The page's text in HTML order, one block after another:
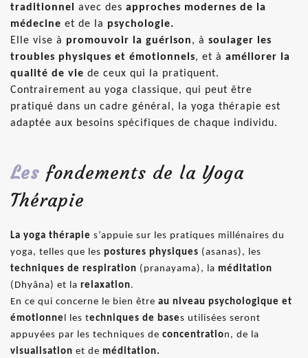
traditionnel
avec des approches modernes de la
médecine et de la psychologie.
Elle vise à promouvoir la guérison, à soulager les
troubles physiques et émotionnels, et à améliorer la
qualité de vie de ceux qui la pratiquent.
Contrairement au yoga classique, qui peut être
pratiqué dans un cadre général, la yoga thérapie est
adaptée aux besoins spécifiques de chaque individu.
Les fondements de la Yoga
Thérapie
La yoga thérapie s’appuie sur les pratiques millénaires du
yoga, telles que les postures physiques (asanas), les
techniques de respiration (pranayama), la méditation
(Dhyâna) et la relaxation.
En ce qui concerne le bien être au niveau psychologique et
émotionne l les techniques de bases utilisées seront
appuyées par les techniques de concentration, de la
visualisation et de méditation.